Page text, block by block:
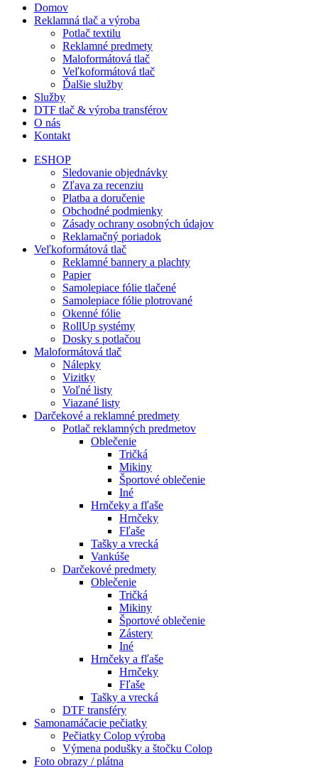
Domov
Reklamná tlač a výroba
Potlač textilu
Reklamné predmety
Maloformátová tlač
Veľkoformátová tlač
Ďalšie služby
Služby
DTF tlač & výroba transférov
O nás
Kontakt
ESHOP
Sledovanie objednávky
Zľava za recenziu
Platba a doručenie
Obchodné podmienky
Zásady ochrany osobných údajov
Reklamačný poriadok
Veľkoformátová tlač
Reklamné bannery a plachty
Papier
Samolepiace fólie tlačené
Samolepiace fólie plotrované
Okenné fólie
RollUp systémy
Dosky s potlačou
Maloformátová tlač
Nálepky
Vizitky
Voľné listy
Viazané listy
Darčekové a reklamné predmety
Potlač reklamných predmetov
Oblečenie
Tričká
Mikiny
Športové oblečenie
Iné
Hrnčeky a fľaše
Hrnčeky
Fľaše
Tašky a vrecká
Vankúše
Darčekové predmety
Oblečenie
Tričká
Mikiny
Športové oblečenie
Zástery
Iné
Hrnčeky a fľaše
Hrnčeky
Fľaše
Tašky a vrecká
DTF transféry
Samonamáčacie pečiatky
Pečiatky Colop výroba
Výmena podušky a štočku Colop
Foto obrazy / plátna